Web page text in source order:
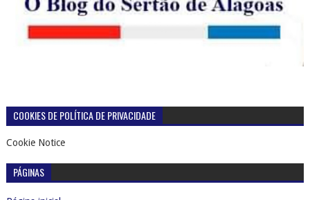
COOKIES DE POLÍTICA DE PRIVACIDADE
Cookie Notice
PÁGINAS